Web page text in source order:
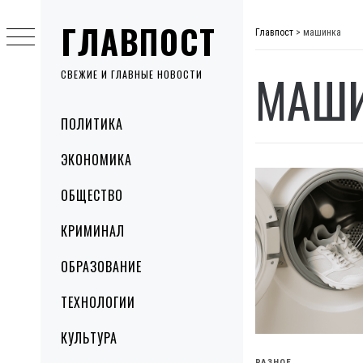
ГЛАВПОСТ
СВЕЖИЕ И ГЛАВНЫЕ НОВОСТИ
MenuПОЛИТИКА
ЭКОНОМИКА
ОБЩЕСТВО
КРИМИНАЛ
ОБРАЗОВАНИЕ
ТЕХНОЛОГИИ
КУЛЬТУРА
to
content
Главпост > машинка